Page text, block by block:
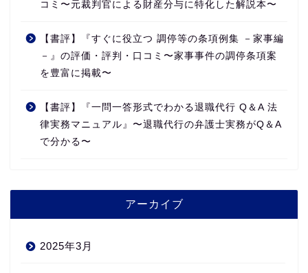
コミ〜元裁判官による財産分与に特化した解説本〜
【書評】『すぐに役立つ 調停等の条項例集 －家事編
－』の評価・評判・口コミ〜家事事件の調停条項案
を豊富に掲載〜
【書評】『一問一答形式でわかる退職代行 Q＆A 法
律実務マニュアル』〜退職代行の弁護士実務がQ＆A
で分かる〜
アーカイブ
2025年3月